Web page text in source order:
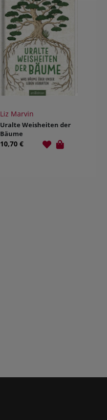
Liz Marvin
Uralte Weisheiten der
Bäume
10,70 €